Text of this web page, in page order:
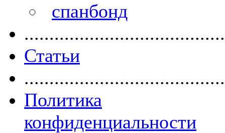
спанбонд
Статьи
Политика
конфиденциальности